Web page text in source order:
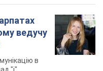
ведучу
в